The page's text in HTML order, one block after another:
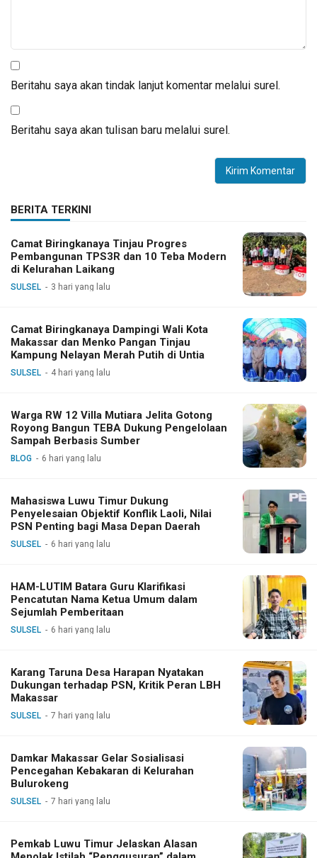
Beritahu saya akan tindak lanjut komentar melalui surel.
Beritahu saya akan tulisan baru melalui surel.
BERITA TERKINI
Camat Biringkanaya Tinjau Progres
Pembangunan TPS3R dan 10 Teba Modern
di Kelurahan Laikang
SULSEL 3 hari yang lalu
Camat Biringkanaya Dampingi Wali Kota
Makassar dan Menko Pangan Tinjau
Kampung Nelayan Merah Putih di Untia
SULSEL 4 hari yang lalu
Warga RW 12 Villa Mutiara Jelita Gotong
Royong Bangun TEBA Dukung Pengelolaan
Sampah Berbasis Sumber
BLOG 6 hari yang lalu
Mahasiswa Luwu Timur Dukung
Penyelesaian Objektif Konflik Laoli, Nilai
PSN Penting bagi Masa Depan Daerah
SULSEL 6 hari yang lalu
HAM-LUTIM Batara Guru Klarifikasi
Pencatutan Nama Ketua Umum dalam
Sejumlah Pemberitaan
SULSEL 6 hari yang lalu
Karang Taruna Desa Harapan Nyatakan
Dukungan terhadap PSN, Kritik Peran LBH
Makassar
SULSEL 7 hari yang lalu
Damkar Makassar Gelar Sosialisasi
Pencegahan Kebakaran di Kelurahan
Bulurokeng
SULSEL 7 hari yang lalu
Pemkab Luwu Timur Jelaskan Alasan